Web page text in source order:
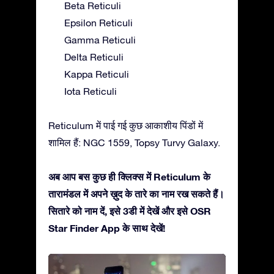
Beta Reticuli
Epsilon Reticuli
Gamma Reticuli
Delta Reticuli
Kappa Reticuli
Iota Reticuli
Reticulum में पाई गई कुछ आकाशीय पिंडों में
शामिल हैं: NGC 1559, Topsy Turvy Galaxy.
अब आप बस कुछ ही क्लिक्स में Reticulum के
तारामंडल में अपने ख़ुद के तारे का नाम रख सकते हैं।
सितारे को नाम दें, इसे 3डी में देखें और इसे OSR
Star Finder App के साथ देखें!